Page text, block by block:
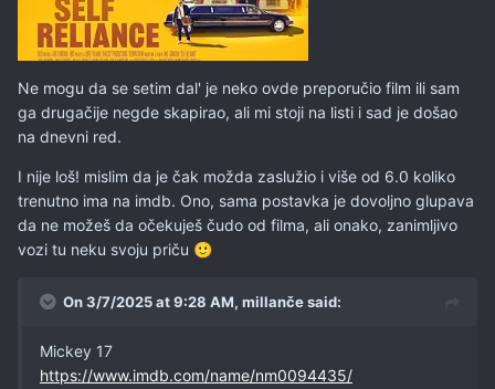
Ne mogu da se setim dal' je neko ovde preporučio film ili sam
ga drugačije negde skapirao, ali mi stoji na listi i sad je došao
na dnevni red.
I nije loš! mislim da je čak možda zaslužio i više od 6.0 koliko
trenutno ima na imdb. Ono, sama postavka je dovoljno glupava
da ne možeš da očekuješ čudo od filma, ali onako, zanimljivo
vozi tu neku svoju priču 🙂
On 3/7/2025 at 9:28 AM, millančesaid:
Mickey 17
https://www.imdb.com/name/nm0094435/